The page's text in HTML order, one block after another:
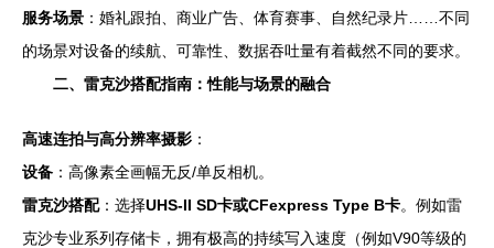
服务场景 ：婚礼跟拍、商业广告、体育赛事、自然纪录片……不同
的场景对设备的续航、可靠性、数据吞吐量有着截然不同的要求。
二、雷克沙搭配指南：性能与场景的融合
高速连拍与高分辨率摄影 ：
设备 ：高像素全画幅无反/单反相机。
雷克沙搭配：选择UHS-II SD卡或CFexpress Type B卡。例如雷
克沙专业系列存储卡，拥有极高的持续写入速度（例如V90等级的